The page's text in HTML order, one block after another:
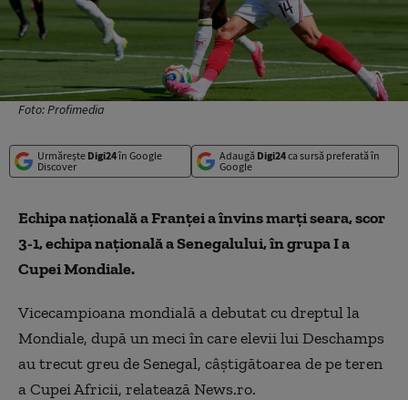
Foto: Profimedia
Urmărește Digi24în Google
Discover
Adaugă Digi24ca sursă preferată în
Google
Echipa naţională a Franţei a învins marţi seara, scor
3-1, echipa naţională a Senegalului, în grupa I a
Cupei Mondiale.
Vicecampioana mondială a debutat cu dreptul la
Mondiale, după un meci în care elevii lui Deschamps
au trecut greu de Senegal, câştigătoarea de pe teren
a Cupei Africii, relatează News.ro.